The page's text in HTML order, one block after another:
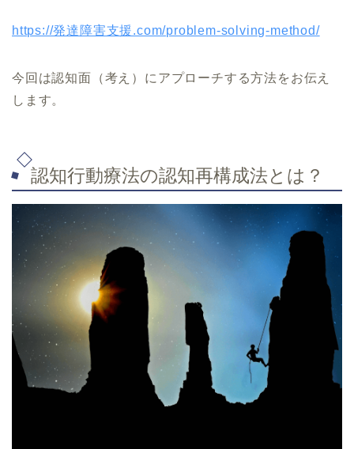
https://発達障害支援.com/problem-solving-method/
今回は認知面（考え）にアプローチする方法をお伝え
します。
認知行動療法の認知再構成法とは？